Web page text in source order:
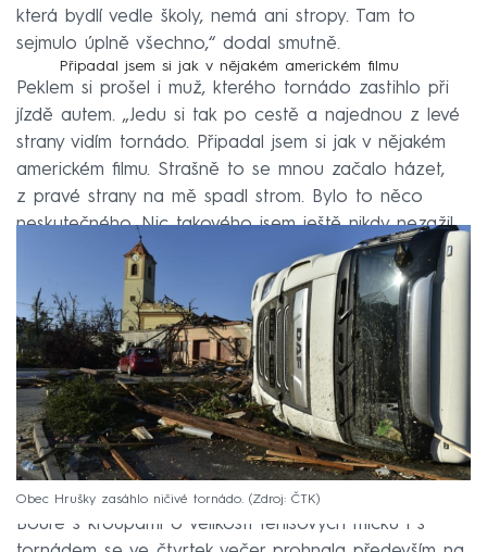
která bydlí vedle školy, nemá ani stropy. Tam to
sejmulo úplně všechno,“ dodal smutně.
Připadal jsem si jak v nějakém americkém filmu
Peklem si prošel i muž, kterého tornádo zastihlo při
jízdě autem. „Jedu si tak po cestě a najednou z levé
strany vidím tornádo. Připadal jsem si jak v nějakém
americkém filmu. Strašně to se mnou začalo házet,
z pravé strany na mě spadl strom. Bylo to něco
neskutečného. Nic takového jsem ještě nikdy nezažil.
Obec Hrušky zasáhlo ničivé tornádo. Zdroj: ČTK
Bouře s kroupami o velikosti tenisových míčků i s